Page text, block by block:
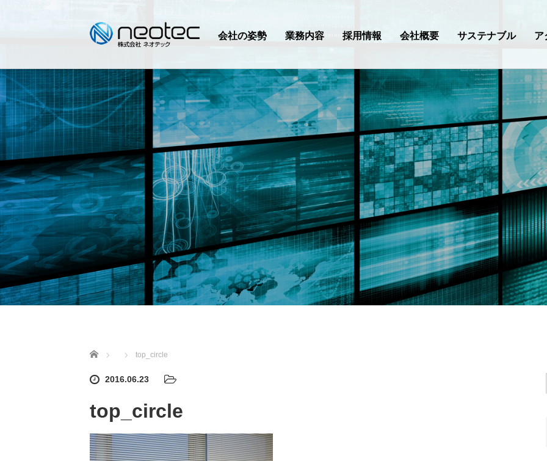
会社の姿勢 業務内容 採用情報 会社概要 サステナブル ア
ホーム top_circle
2016.06.23
top_circle